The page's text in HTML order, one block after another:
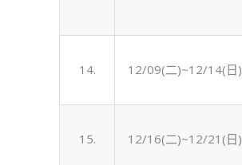
14. 12/09(二)~12/14(日)
15. 12/16(二)~12/21(日)